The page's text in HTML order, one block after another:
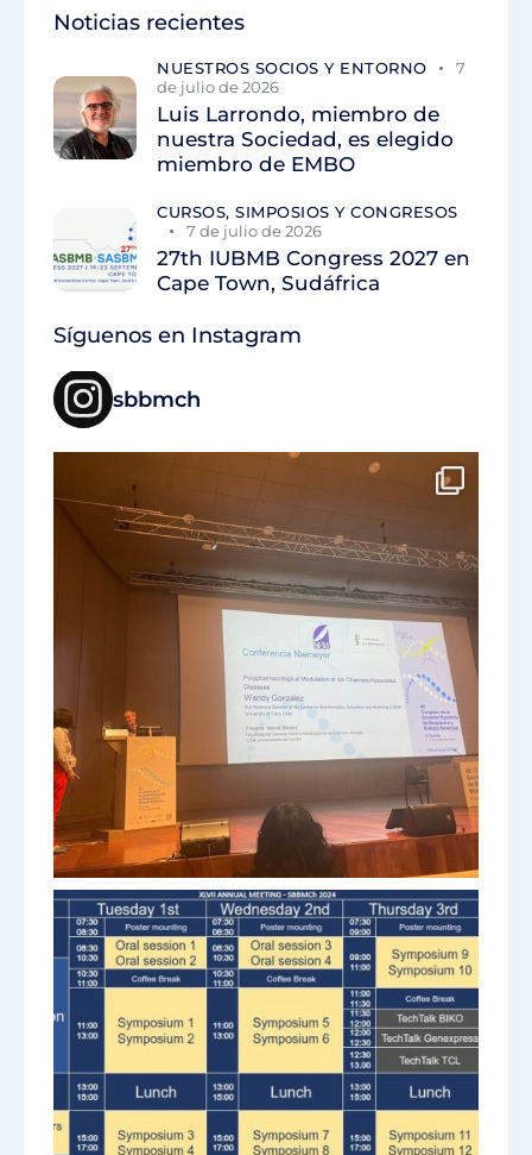
Noticias recientes
NUESTROS SOCIOS Y ENTORNO
7
de julio de 2026
Luis Larrondo, miembro de
nuestra Sociedad, es elegido
miembro de EMBO
CURSOS, SIMPOSIOS Y CONGRESOS
7 de julio de 2026
27th IUBMB Congress 2027 en
Cape Town, Sudáfrica
Síguenos en Instagram
sbbmch